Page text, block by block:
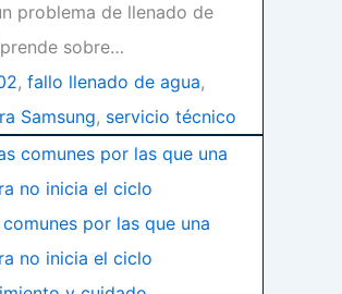
problema de llenado de
sobre…
, fallo llenado de agua,
Samsung, servicio técnico
comunes por las que una
no inicia el ciclo